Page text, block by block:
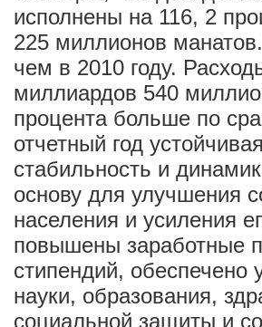
исполнены на 116, 2
225 миллионов
чем в 2010 году.
миллиардов 540
процента больше по
отчетный год
стабильность и
основу для улучшения
населения и усиления
повышены заработные
стипендий, обеспечено
науки, образования,
социальной защиты и